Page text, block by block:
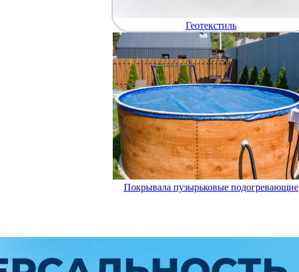
Геотекстиль
Покрывала пузырьковые подогревающие